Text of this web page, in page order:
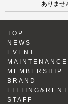
ありませ
TOP
NEWS
EVENT
MAINTENANCE
MEMBERSHIP
BRAND
STAFF